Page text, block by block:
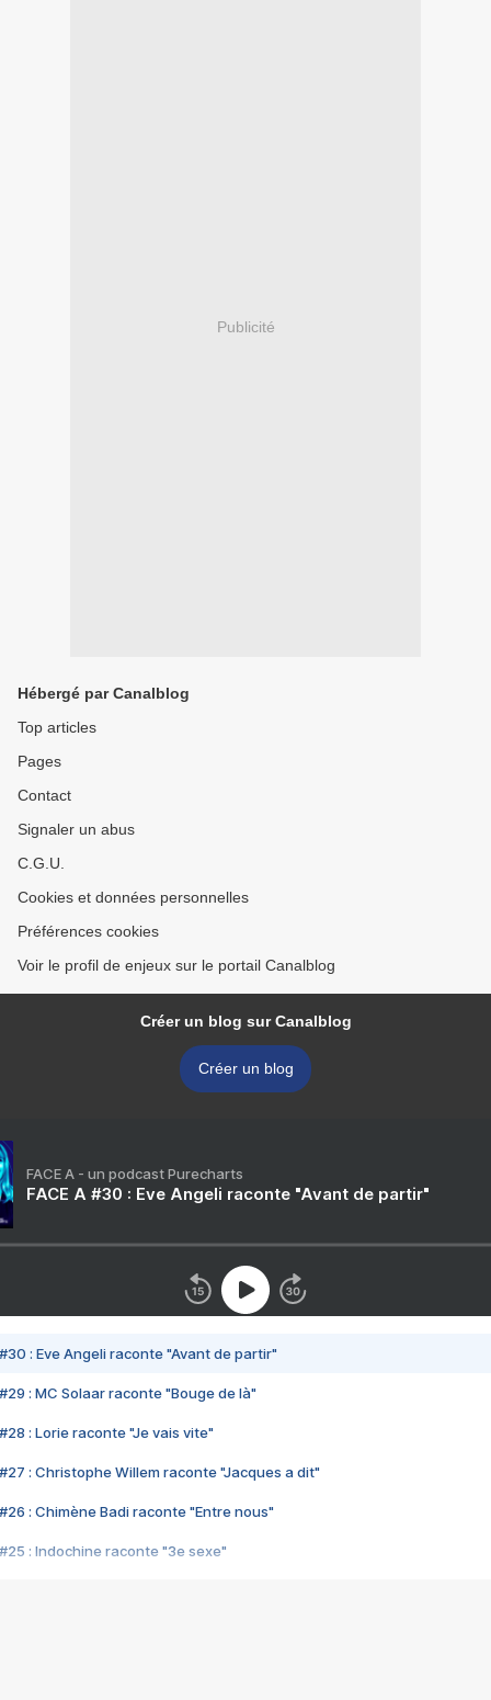
Publicité
Hébergé par Canalblog
Top articles
Pages
Contact
Signaler un abus
C.G.U.
Cookies et données personnelles
Préférences cookies
Voir le profil de enjeux sur le portail Canalblog
Créer un blog sur Canalblog
Créer un blog
FACE A - un podcast Purecharts
FACE A #30 : Eve Angeli raconte "Avant de partir"
#30 : Eve Angeli raconte "Avant de partir"
#29 : MC Solaar raconte "Bouge de là"
#28 : Lorie raconte "Je vais vite"
#27 : Christophe Willem raconte "Jacques a dit"
#26 : Chimène Badi raconte "Entre nous"
#25 : Indochine raconte "3e sexe"